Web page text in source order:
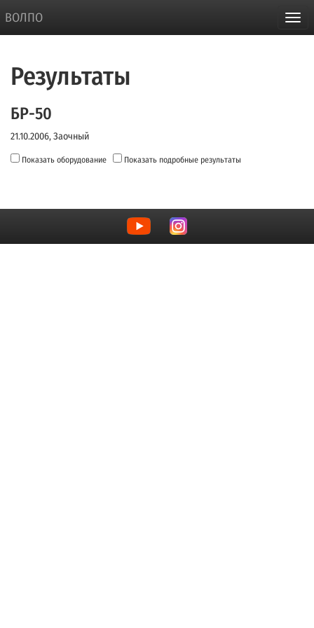
ВОЛПО
Результаты
БР-50
21.10.2006, Заочный
Показать оборудование Показать подробные результаты